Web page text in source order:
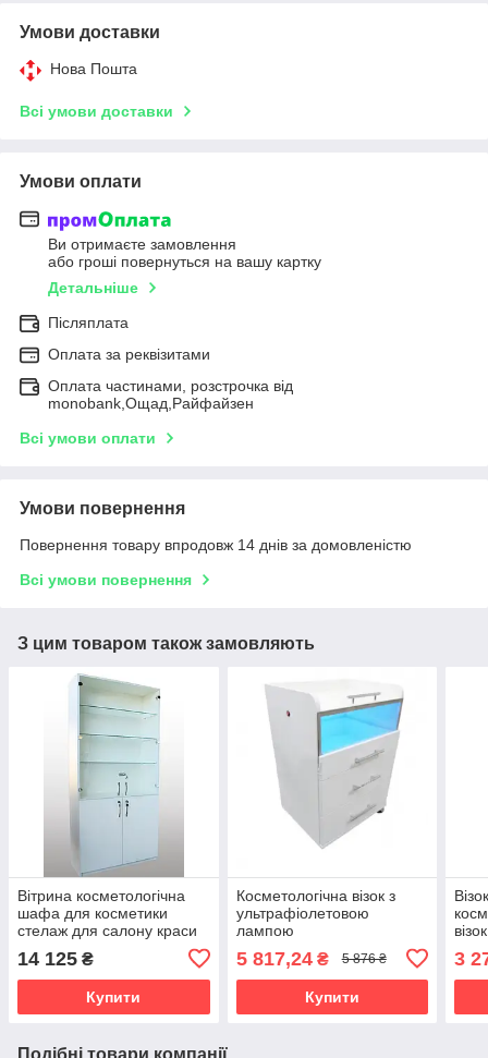
Умови доставки
Нова Пошта
Всі умови доставки
Умови оплати
Ви отримаєте замовлення
або гроші повернуться на вашу картку
Детальніше
Післяплата
Оплата за реквізитами
Оплата частинами, розстрочка від
monobank,Ощад,Райфайзен
Всі умови оплати
Умови повернення
Повернення товару впродовж 14 днів за домовленістю
Всі умови повернення
З цим товаром також замовляють
Вітрина косметологічна
шафа для косметики
стелаж для салону краси
14 125 ₴
Купити
Косметологічна візок з
ультрафіолетовою
лампою
5 817,24₴ 5 876 ₴
Купити
3
Подібні товари компанії